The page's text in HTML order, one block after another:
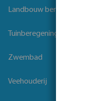
Landbouw beregening
Tuinberegening
Zwembad
Veehouderij